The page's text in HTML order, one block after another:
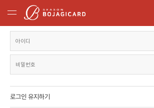
로그인 유지하기